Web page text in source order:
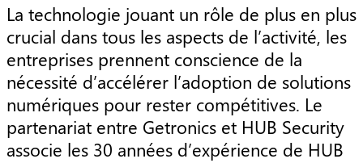
La technologie jouant un rôle de plus en plus
crucial dans tous les aspects de l’activité, les
entreprises prennent conscience de la
nécessité d’accélérer l’adoption de solutions
numériques pour rester compétitives. Le
partenariat entre Getronics et HUB Security
associe les 30 années d’expérience de HUB